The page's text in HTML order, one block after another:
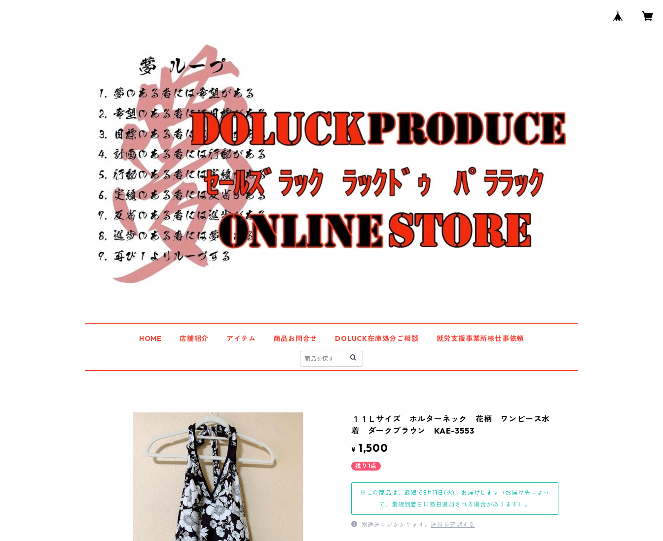
HOME 店舗紹介 アイテム 商品お問合せ DOLUCK在庫処分ご相談 就労支援事業所様仕事依頼
１１Ｌサイズ ホルターネック 花柄 ワンピース水
着 ダークブラウン KAE-3553
¥ 1,500
残り1点
※この商品は、最短で8月11日(火)にお届けします（お届け先によっ
て、最短到着日に数日追加される場合があります）。
別途送料がかかります。送料を確認する